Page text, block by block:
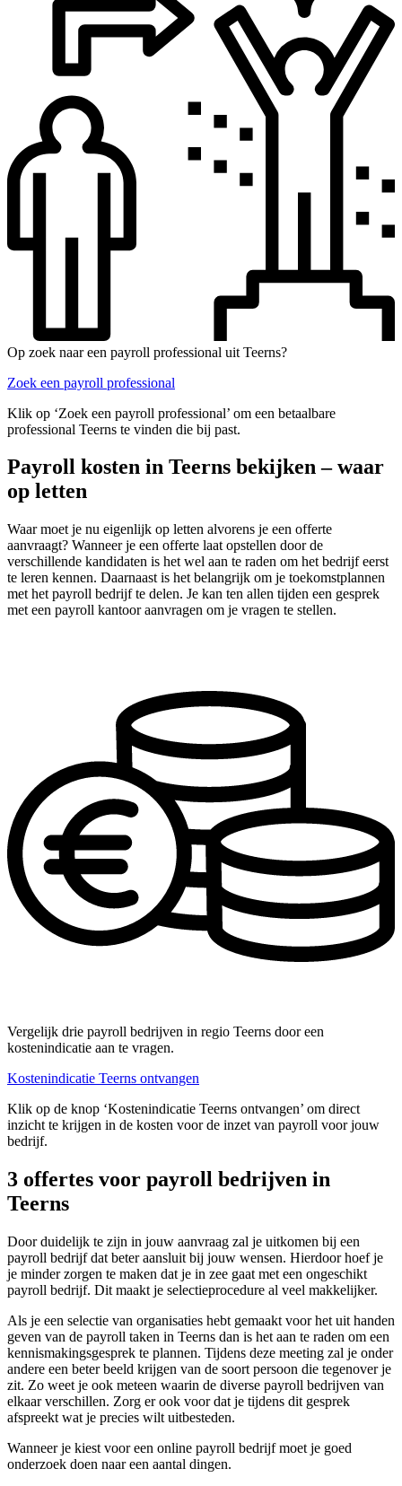
Op zoek naar een payroll professional uit Teerns?
Zoek een payroll professional
Klik op ‘Zoek een payroll professional’ om een betaalbare
professional Teerns te vinden die bij past.
Payroll kosten in Teerns bekijken – waar
op letten
Waar moet je nu eigenlijk op letten alvorens je een offerte
aanvraagt? Wanneer je een offerte laat opstellen door de
verschillende kandidaten is het wel aan te raden om het bedrijf eerst
te leren kennen. Daarnaast is het belangrijk om je toekomstplannen
met het payroll bedrijf te delen. Je kan ten allen tijden een gesprek
met een payroll kantoor aanvragen om je vragen te stellen.
Vergelijk drie payroll bedrijven in regio Teerns door een
kostenindicatie aan te vragen.
Kostenindicatie Teerns ontvangen
Klik op de knop ‘Kostenindicatie Teerns ontvangen’ om direct
inzicht te krijgen in de kosten voor de inzet van payroll voor jouw
bedrijf.
3 offertes voor payroll bedrijven in
Teerns
Door duidelijk te zijn in jouw aanvraag zal je uitkomen bij een
payroll bedrijf dat beter aansluit bij jouw wensen. Hierdoor hoef je
je minder zorgen te maken dat je in zee gaat met een ongeschikt
payroll bedrijf. Dit maakt je selectieprocedure al veel makkelijker.
Als je een selectie van organisaties hebt gemaakt voor het uit handen
geven van de payroll taken in Teerns dan is het aan te raden om een
kennismakingsgesprek te plannen. Tijdens deze meeting zal je onder
andere een beter beeld krijgen van de soort persoon die tegenover je
zit. Zo weet je ook meteen waarin de diverse payroll bedrijven van
elkaar verschillen. Zorg er ook voor dat je tijdens dit gesprek
afspreekt wat je precies wilt uitbesteden.
Wanneer je kiest voor een online payroll bedrijf moet je goed
onderzoek doen naar een aantal dingen.